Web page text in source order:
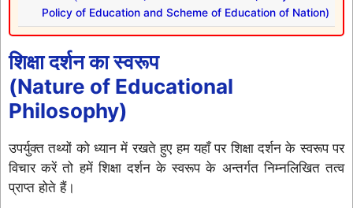
Policy of Education and Scheme of Education of Nation)
शिक्षा दर्शन का स्वरूप
(Nature of Educational
Philosophy)
उपर्युक्त तथ्यों को ध्यान में रखते हुए हम यहाँ पर शिक्षा दर्शन के स्वरूप पर
विचार करें तो हमें शिक्षा दर्शन के स्वरूप के अन्तर्गत निम्नलिखित तत्व
प्राप्त होते हैं।